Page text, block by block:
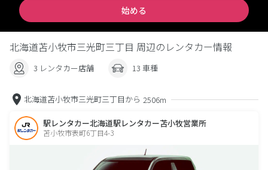
始める
北海道苫小牧市三光町三丁目 周辺のレンタカー情報
3 レンタカー店舗 13 車種
北海道苫小牧市三光町三丁目から 2506m
駅レンタカー北海道駅レンタカー苫小牧営業所
苫小牧市表町6丁目4-3